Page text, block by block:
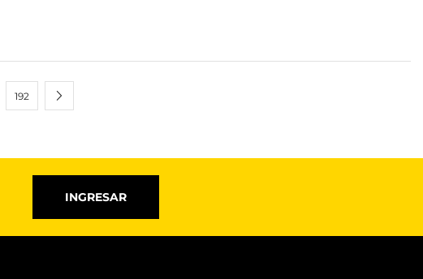
192
INGRESAR